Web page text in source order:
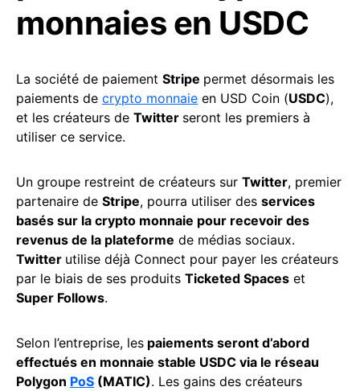
monnaies en USDC
La société de paiement Stripe permet désormais les
paiements de crypto monnaie en USD Coin (USDC),
et les créateurs de Twitter seront les premiers à
utiliser ce service.
Un groupe restreint de créateurs sur Twitter, premier
partenaire de Stripe, pourra utiliser des services
basés sur la crypto monnaie pour recevoir des
revenus de la plateforme de médias sociaux.
Twitter utilise déjà Connect pour payer les créateurs
par le biais de ses produits Ticketed Spaces et
Super Follows.
Selon l’entreprise, les paiements seront d’abord
effectués en monnaie stable USDC via le réseau
Polygon PoS (MATIC). Les gains des créateurs